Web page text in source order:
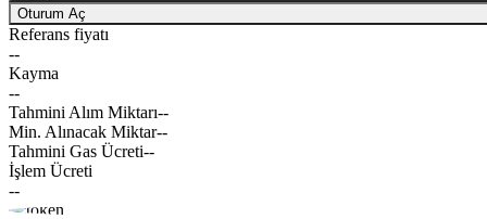
Oturum Aç
Referans fiyatı
--
Kayma
--
Tahmini Alım Miktarı--
Min. Alınacak Miktar--
Tahmini Gas Ücreti--
İşlem Ücreti
--